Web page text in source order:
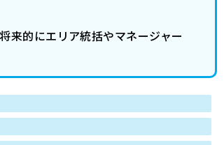
的にエリア統括やマネージャー